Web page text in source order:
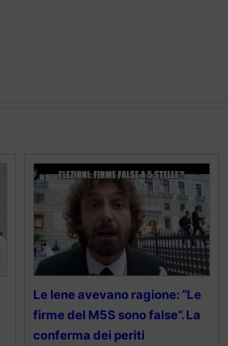
Le Iene avevano ragione: “Le
firme del M5S sono false”. La
conferma dei periti